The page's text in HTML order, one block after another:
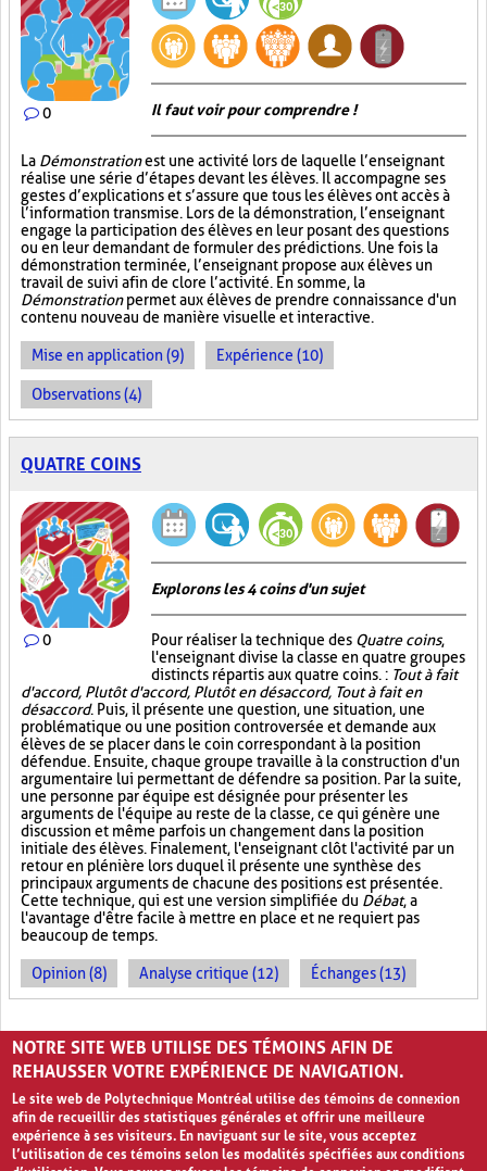
0 Il faut voir pour comprendre !
La Démonstrationest une activité lors de laquelle l’enseignant
réalise une série d’étapes devant les élèves. Il accompagne ses
gestes d’explications et s’assure que tous les élèves ont accès à
l’information transmise. Lors de la démonstration, l’enseignant
engage la participation des élèves en leur posant des questions
ou en leur demandant de formuler des prédictions. Une fois la
démonstration terminée, l’enseignant propose aux élèves un
travail de suivi afin de clore l’activité. En somme, la
Démonstrationpermet aux élèves de prendre connaissance d'un
contenu nouveau de manière visuelle et interactive.
Mise en application (9) Expérience (10)
Observations (4)
QUATRE COINS
0
Explorons les 4 coins d'un sujet
Pour réaliser la technique des Quatre coins,
l'enseignant divise la classe en quatre groupes
distincts répartis aux quatre coins. : Tout à fait
d'accord, Plutôt d'accord, Plutôt en désaccord, Tout à fait en
désaccord. Puis, il présente une question, une situation, une
problématique ou une position controversée et demande aux
élèves de se placer dans le coin correspondant à la position
défendue. Ensuite, chaque groupe travaille à la construction d'un
argumentaire lui permettant de défendre sa position. Par la suite,
une personne par équipe est désignée pour présenter les
arguments de l'équipe au reste de la classe, ce qui génère une
discussion et même parfois un changement dans la position
initiale des élèves. Finalement, l'enseignant clôt l'activité par un
retour en plénière lors duquel il présente une synthèse des
principaux arguments de chacune des positions est présentée.
Cette technique, qui est une version simplifiée du Débat, a
l'avantage d'être facile à mettre en place et ne requiert pas
beaucoup de temps.
Opinion (8) Analyse critique (12) Échanges (13)
PAGES
1 2 › »
NOTRE SITE WEB UTILISE DES TÉMOINS AFIN DE
REHAUSSER VOTRE EXPÉRIENCE DE NAVIGATION.
Le site web de Polytechnique Montréal utilise des témoins de connexion
afin de recueillir des statistiques générales et offrir une meilleure
expérience à ses visiteurs. En naviguant sur le site, vous acceptez
l’utilisation de ces témoins selon les modalités spécifiées aux conditions